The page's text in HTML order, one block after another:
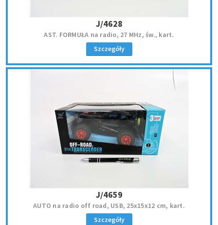
J/4628
AST. FORMUŁA na radio, 27 MHz, św., kart.
Szczegóły
J/4659
AUTO na radio off road, USB, 25x15x12 cm, kart.
Szczegóły